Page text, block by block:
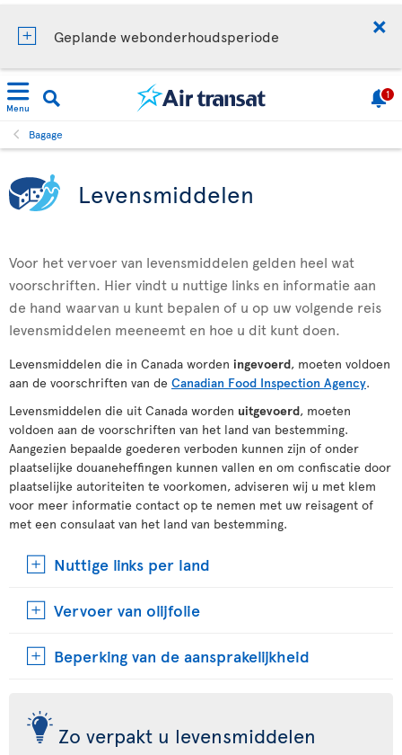
Geplande webonderhoudsperiode
Menu
1
Bagage
Levensmiddelen
Voor het vervoer van levensmiddelen gelden heel wat
voorschriften. Hier vindt u nuttige links en informatie aan
de hand waarvan u kunt bepalen of u op uw volgende reis
levensmiddelen meeneemt en hoe u dit kunt doen.
Levensmiddelen die in Canada worden ingevoerd, moeten voldoen
aan de voorschriften van de Canadian Food Inspection Agency.
Levensmiddelen die uit Canada worden uitgevoerd, moeten
voldoen aan de voorschriften van het land van bestemming.
Aangezien bepaalde goederen verboden kunnen zijn of onder
plaatselijke douaneheffingen kunnen vallen en om confiscatie door
plaatselijke autoriteiten te voorkomen, adviseren wij u met klem
voor meer informatie contact op te nemen met uw reisagent of
met een consulaat van het land van bestemming.
Nuttige links per land
Vervoer van olijfolie
Beperking van de aansprakelijkheid
Zo verpakt u levensmiddelen